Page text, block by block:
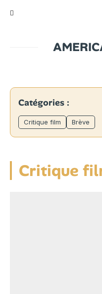
Catégories :
Critique film Brève
Critique